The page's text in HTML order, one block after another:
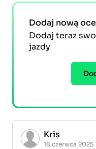
Dodaj nową
Dodaj teraz
jazdy
Kris
18 czerwca 2025